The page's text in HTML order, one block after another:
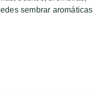
sembrar aromáticas